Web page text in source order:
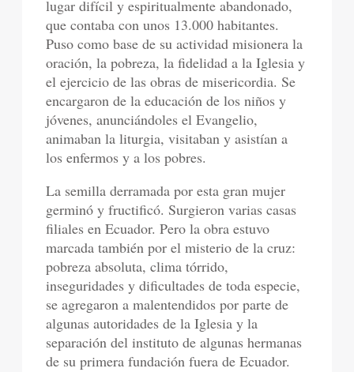
lugar difícil y espiritualmente abandonado,
que contaba con unos 13.000 habitantes.
Puso como base de su actividad misionera la
oración, la pobreza, la fidelidad a la Iglesia y
el ejercicio de las obras de misericordia. Se
encargaron de la educación de los niños y
jóvenes, anunciándoles el Evangelio,
animaban la liturgia, visitaban y asistían a
los enfermos y a los pobres.
La semilla derramada por esta gran mujer
germinó y fructificó. Surgieron varias casas
filiales en Ecuador. Pero la obra estuvo
marcada también por el misterio de la cruz:
pobreza absoluta, clima tórrido,
inseguridades y dificultades de toda especie,
se agregaron a malentendidos por parte de
algunas autoridades de la Iglesia y la
separación del instituto de algunas hermanas
de su primera fundación fuera de Ecuador.